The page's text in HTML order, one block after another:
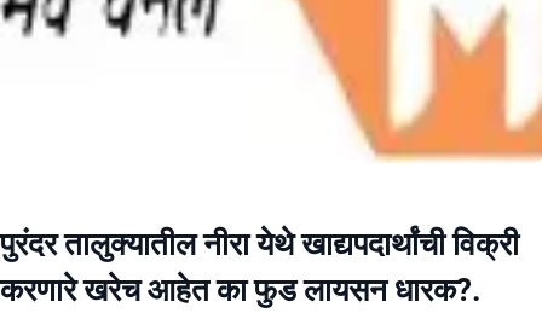
पुरंदर तालुक्यातील नीरा येथे खाद्यपदार्थांची विक्री
करणारे खरेच आहेत का फुड लायसन धारक?.